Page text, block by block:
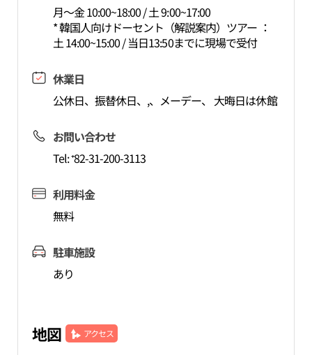
月～金 10:00~18:00 / 土 9:00~17:00
* 韓国人向けドーセント（解説案内）ツアー ：
土 14:00~15:00 / 当日13:50までに現場で受付
休業日
公休日、振替休日、,、メーデー、 大晦日は休館
お問い合わせ
Tel: ⁺82-31-200-3113
利用料金
無料
駐車施設
あり
地図 アクセス